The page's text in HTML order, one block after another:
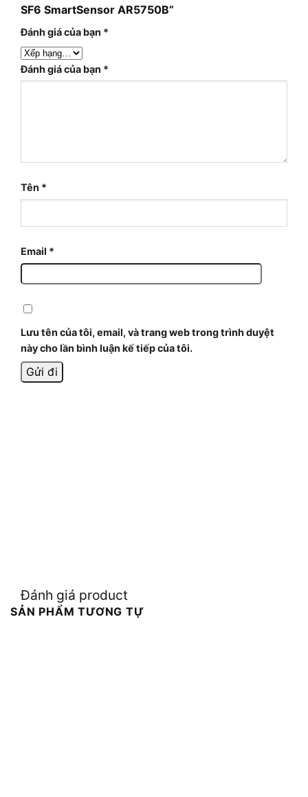
SF6 SmartSensor AR5750B”
Đánh giá của bạn *
Đánh giá của bạn *
Tên *
Email *
Lưu tên của tôi, email, và trang web trong trình duyệt
này cho lần bình luận kế tiếp của tôi.
Đánh giá product
SẢN PHẨM TƯƠNG TỰ